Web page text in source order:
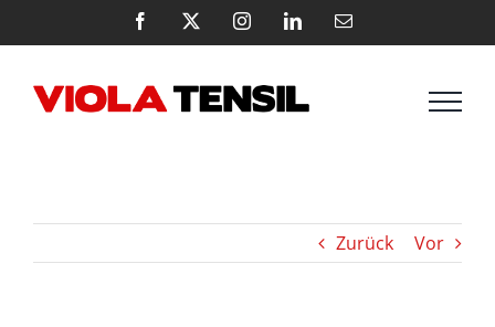
Inhalt
Facebook InstagramLinkedInE-
Zurück Vor